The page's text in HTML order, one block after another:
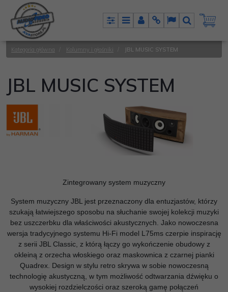
PanelMenuPanel
InfoLangSzukaj
Kategoria główna Kolumny i głośniki JBL MUSIC SYSTEM
JBL MUSIC SYSTEM
Zintegrowany system muzyczny
System muzyczny JBL jest przeznaczony dla entuzjastów, którzy
szukają łatwiejszego sposobu na słuchanie swojej kolekcji muzyki
bez uszczerbku dla właściwości akustycznych. Jako nowoczesna
wersja tradycyjnego systemu Hi-Fi model L75ms czerpie inspirację
z serii JBL Classic, z którą łączy go wykończenie obudowy z
okleiną z orzecha włoskiego oraz maskownica z czarnej pianki
Quadrex. Design w stylu retro skrywa w sobie nowoczesną
technologię akustyczną, w tym możliwość odtwarzania dźwięku o
wysokiej rozdzielczości oraz szeroką gamę połączeń